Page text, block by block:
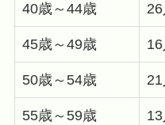
40歳～44歳 26
45歳～49歳 16
50歳～54歳 21
55歳～59歳 13